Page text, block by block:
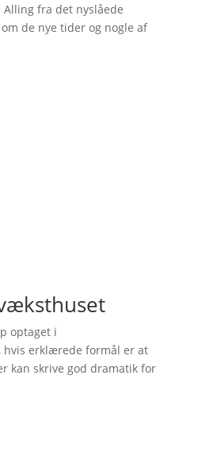
fra det nyslåede
de nye tider og nogle af
optaget i
hvis erklærede formål er at
kan skrive god dramatik for